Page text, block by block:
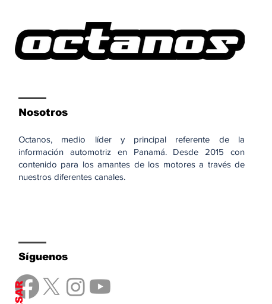
Nosotros
Octanos, medio líder y principal referente de la
información automotriz en Panamá. Desde 2015 con
contenido para los amantes de los motores a través de
nuestros diferentes canales.
Síguenos